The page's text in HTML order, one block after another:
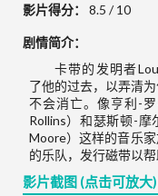
影片得分：
8.5 / 10
剧情简介：
卡带的发明者
了他的过去，以弄清
不会消亡。像亨利-
Rollins）和瑟斯顿-摩
Moore）这样的音乐
的乐队，发行磁带以
影片截图 (点击可放大)